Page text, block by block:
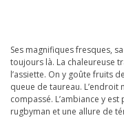
Ses magnifiques fresques,
toujours là. La chaleureuse
l’assiette. On y goûte fruits
queue de taureau. L’endroit
compassé. L’ambiance y
rugbyman et une allure de